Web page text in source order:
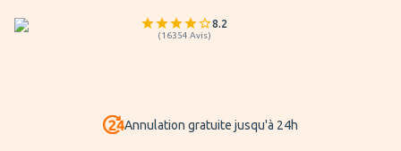
8.2
(16354 Avis)
Annulation gratuite jusqu'à 24h